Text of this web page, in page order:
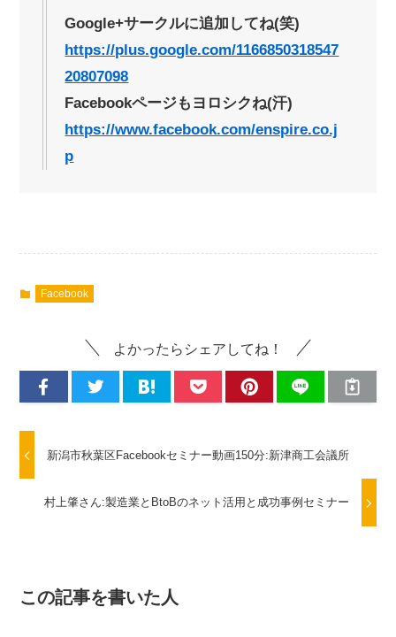
Google+サークルに追加してね(笑)
https://plus.google.com/1166850318547
20807098
Facebookページもヨロシクね(汗)
https://www.facebook.com/enspire.co.j
p
Facebook
よかったらシェアしてね！
新潟市秋葉区Facebookセミナー動画150分:新津商工会議所
村上肇さん:製造業とBtoBのネット活用と成功事例セミナー
この記事を書いた人